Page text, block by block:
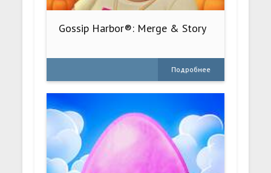
Gossip Harbor®: Merge & Story
Подробнее